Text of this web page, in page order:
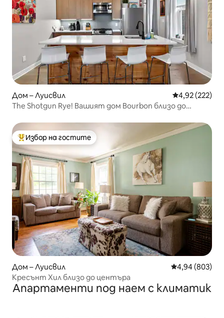
Дом – Луисвил Средна
4,92 (222)
The Shotgun Rye! Вашият дом Bourbon близо до
Най-популярен избор на гостите
Избор на гостите
Дом – Луисвил Средна
4,94 (803)
Кресънт Хил близо до центъра
Апартаменти под наем с климатик